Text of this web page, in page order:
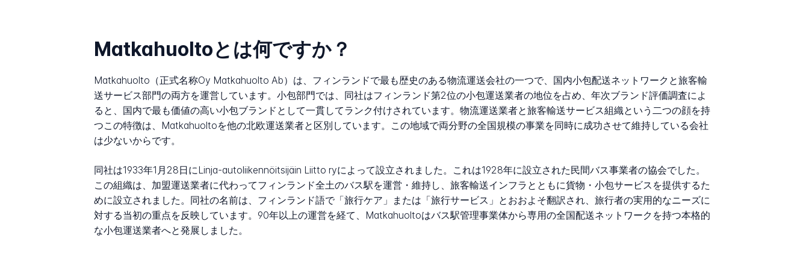
Matkahuoltoとは何ですか？
Matkahuolto（正式名称Oy Matkahuolto Ab）は、フィンランドで最も歴史のある物流運送会社の一つで、国内小包配送ネットワークと旅客輸
送サービス部門の両方を運営しています。小包部門では、同社はフィンランド第2位の小包運送業者の地位を占め、年次ブランド評価調査によ
ると、国内で最も価値の高い小包ブランドとして一貫してランク付けされています。物流運送業者と旅客輸送サービス組織という二つの顔を持
つこの特徴は、Matkahuoltoを他の北欧運送業者と区別しています。この地域で両分野の全国規模の事業を同時に成功させて維持している会社
は少ないからです。
同社は1933年1月28日にLinja-autoliikennöitsijäin Liitto ryによって設立されました。これは1928年に設立された民間バス事業者の協会でした。
この組織は、加盟運送業者に代わってフィンランド全土のバス駅を運営・維持し、旅客輸送インフラとともに貨物・小包サービスを提供するた
めに設立されました。同社の名前は、フィンランド語で「旅行ケア」または「旅行サービス」とおおよそ翻訳され、旅行者の実用的なニーズに
対する当初の重点を反映しています。90年以上の運営を経て、Matkahuoltoはバス駅管理事業体から専用の全国配送ネットワークを持つ本格的
な小包運送業者へと発展しました。